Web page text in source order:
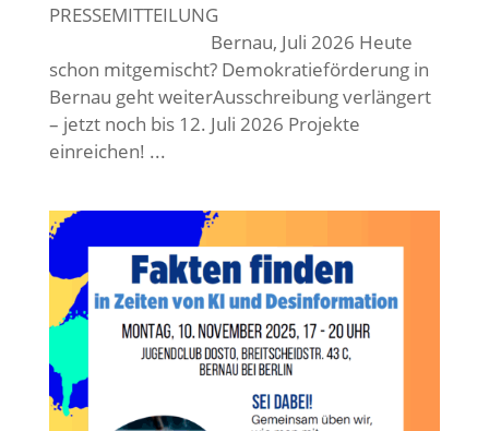
PRESSEMITTEILUNG
Bernau, Juli 2026 Heute
schon mitgemischt? Demokratieförderung in
Bernau geht weiterAusschreibung verlängert
– jetzt noch bis 12. Juli 2026 Projekte
einreichen! ...